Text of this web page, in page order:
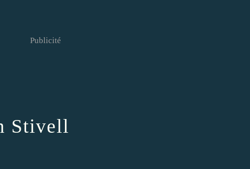
Publicité
Stivell